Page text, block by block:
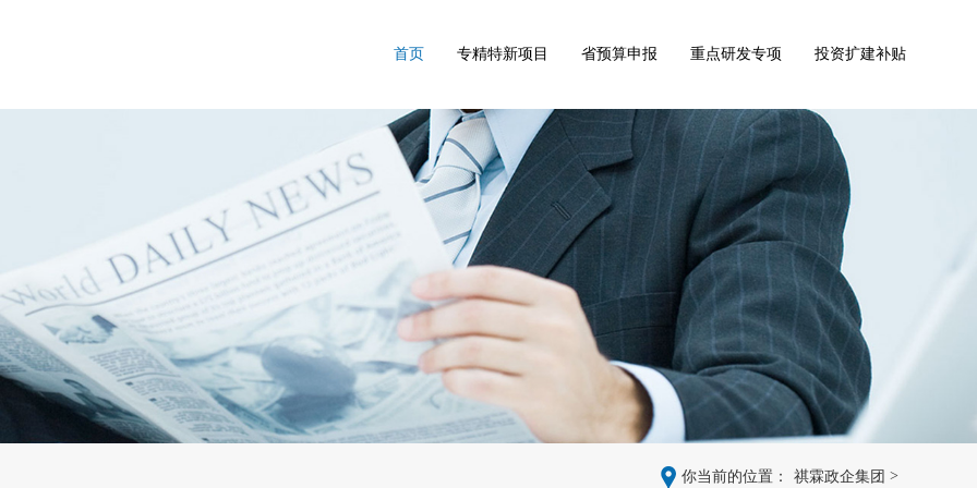
首页 专精特新项目 省预算申报 重点研发专项 投资扩建补贴
你当前的位置： 祺霖政企集团 >